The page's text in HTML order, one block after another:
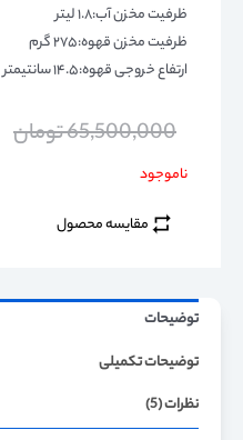
ظرفیت مخزن آب:۱.۸ لیتر
ظرفیت مخزن قهوه:۲۷۵ گرم
ارتفاع خروجی قهوه:۱۴.۵ سانتیمتر
65,500,000تومان
ناموجود
مقایسه محصول
توضیحات
توضیحات تکمیلی
نظرات (5)